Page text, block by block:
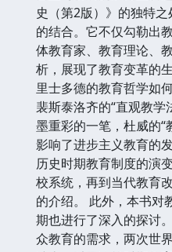
史（第2版）》的独特
的结合。它不仅勾勒出
体教育家、教育理论、
析，展现了教育变革的
里士多德的教育哲学如
裴斯泰洛齐的“直观教
墨重彩的一笔，杜威的“
影响了进步主义教育的
历史时期教育制度的演
校系统，再到当代教育
的介绍。 此外，本书对
期也进行了深入的探讨
众教育的需求，两次世